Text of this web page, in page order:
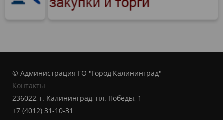
© Администрация ГО "Город Калининград"
Контакты
236022, г. Калининград, пл. Победы, 1
+7 (4012) 31-10-31